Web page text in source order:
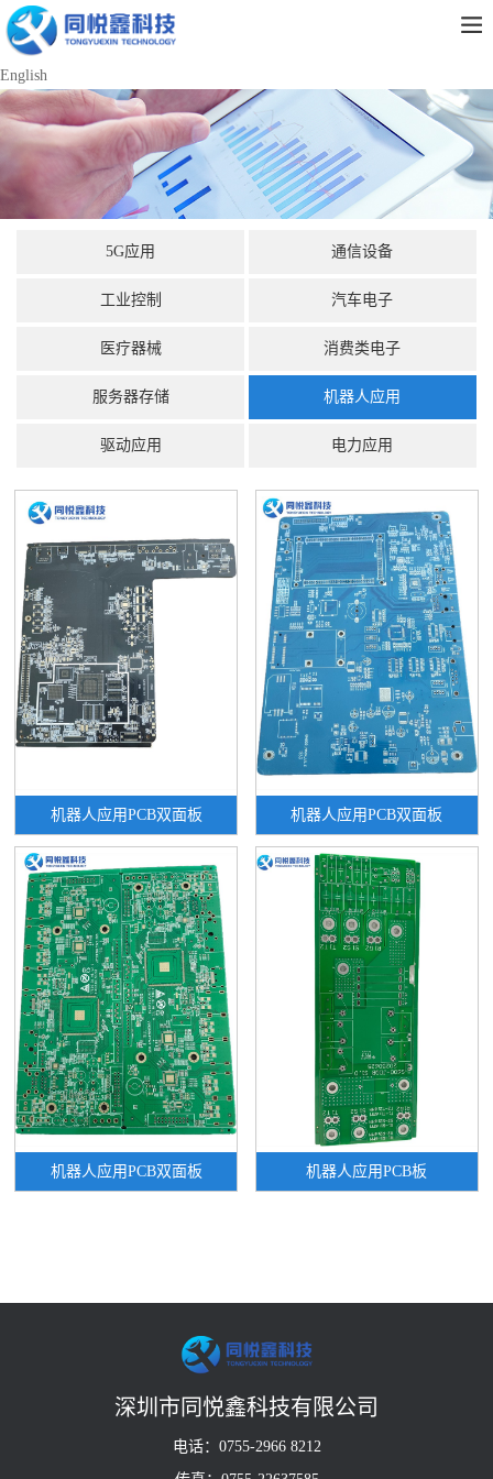
English
5G应用 通信设备
工业控制 汽车电子
医疗器械 消费类电子
服务器存储 机器人应用
驱动应用 电力应用
机器人应用PCB双面板 机器人应用PCB双面板
机器人应用PCB双面板 机器人应用PCB板
深圳市同悦鑫科技有限公司
电话：0755-2966 8212